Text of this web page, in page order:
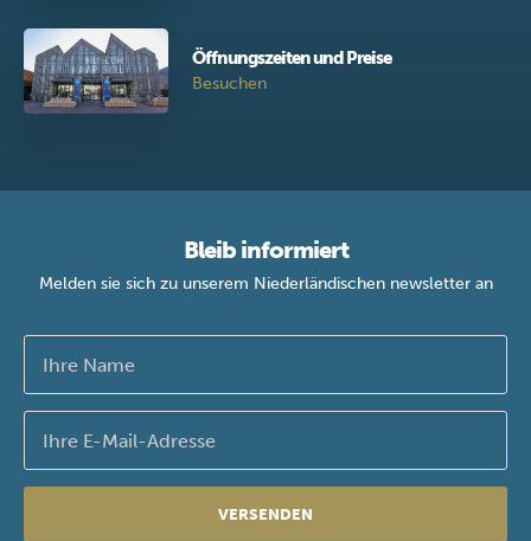
Öffnungszeiten und Preise
Besuchen
Bleib informiert
Melden sie sich zu unserem Niederländischen newsletter an
VERSENDEN